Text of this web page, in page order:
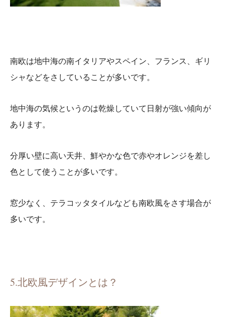
南欧は地中海の南イタリアやスペイン、フランス、ギリ
シャなどをさしていることが多いです。
地中海の気候というのは乾燥していて日射が強い傾向が
あります。
分厚い壁に高い天井、鮮やかな色で赤やオレンジを差し
色として使うことが多いです。
窓少なく、テラコッタタイルなども南欧風をさす場合が
多いです。
5.北欧風デザインとは？